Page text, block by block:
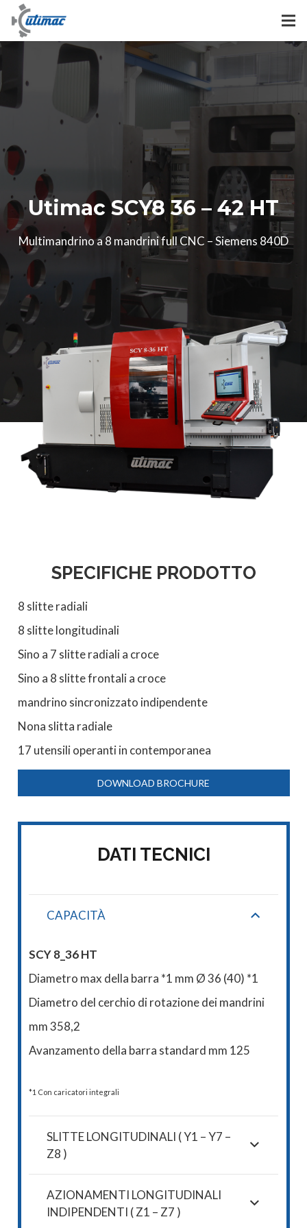
Utimac SCY8 36 – 42 HT
Multimandrino a 8 mandrini full CNC – Siemens 840D
SPECIFICHE PRODOTTO
8 slitte radiali
8 slitte longitudinali
Sino a 7 slitte radiali a croce
Sino a 8 slitte frontali a croce
mandrino sincronizzato indipendente
Nona slitta radiale
17 utensili operanti in contemporanea
DOWNLOAD BROCHURE
DATI TECNICI
CAPACITÀ
SCY 8_36 HT
Diametro max della barra *1 mm Ø 36 (40) *1
Diametro del cerchio di rotazione dei mandrini
mm 358,2
Avanzamento della barra standard mm 125
*1 Con caricatori integrali
SLITTE LONGITUDINALI ( Y1 – Y7 –
Z8 )
AZIONAMENTI LONGITUDINALI
INDIPENDENTI ( Z1 – Z7 )